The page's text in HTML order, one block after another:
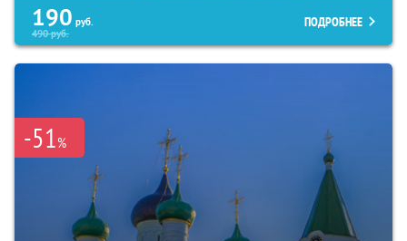
190 руб.
490руб.
ПОДРОБНЕЕ
-51%